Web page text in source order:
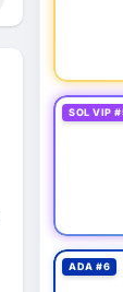
SOL VIP
ADA #6